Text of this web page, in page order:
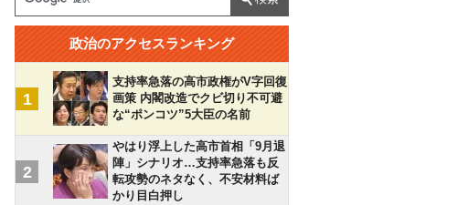
政治のアクセスランキング
1
支持率急落の高市政権がV字回復
画策 内閣改造でクビ切り不可避
な“ポンコツ”5大臣の名前
2
やはり浮上した高市首相「9月退
陣」シナリオ…支持率急落も反
転攻勢のネタなく、不安材料ば
かり目白押し